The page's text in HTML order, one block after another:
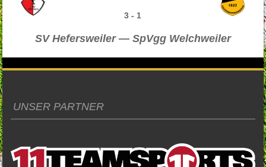
3 - 1
SV Hefersweiler — SpVgg Welchweiler
UNSER PARTNER